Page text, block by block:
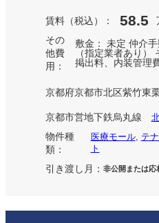
賃料（税込）： 58.5
その
他費
用：
敷金： 未定 仲介
（指定業者あり）
掲出料、内装管理
京都府京都市北区紫竹東
京都市営地下鉄烏丸線
物件種
類：
医療モール, テ
ト
引き渡し月： 非公開または応